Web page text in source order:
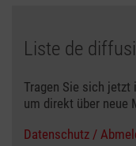
Liste de
Tragen Sie sich jetzt
um direkt über neue
Datenschutz /